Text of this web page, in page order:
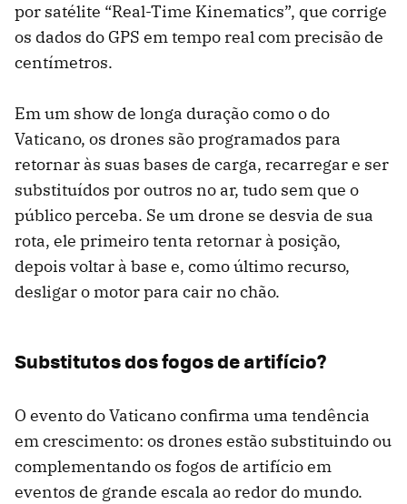
por satélite “Real-Time Kinematics”, que corrige
os dados do GPS em tempo real com precisão de
centímetros.
Em um show de longa duração como o do
Vaticano, os drones são programados para
retornar às suas bases de carga, recarregar e ser
substituídos por outros no ar, tudo sem que o
público perceba. Se um drone se desvia de sua
rota, ele primeiro tenta retornar à posição,
depois voltar à base e, como último recurso,
desligar o motor para cair no chão.
Substitutos dos fogos de artifício?
O evento do Vaticano confirma uma tendência
em crescimento: os drones estão substituindo ou
complementando os fogos de artifício em
eventos de grande escala ao redor do mundo.